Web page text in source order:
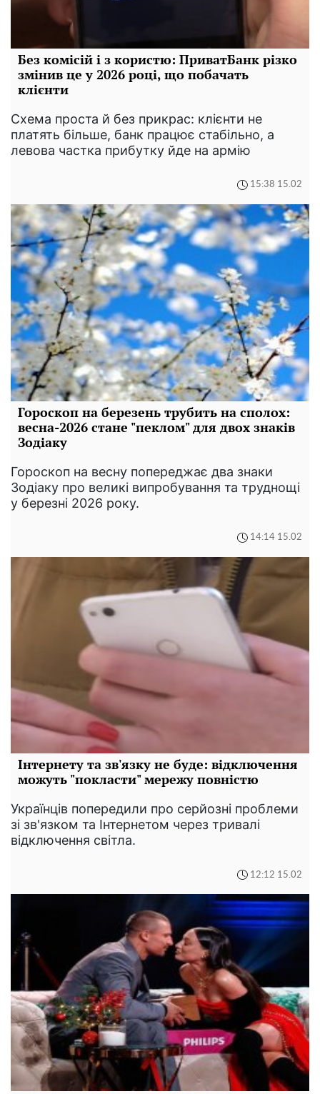
Без комісій і з користю: ПриватБанк різко
змінив це у 2026 році, що побачать
клієнти
Схема проста й без прикрас: клієнти не
платять більше, банк працює стабільно, а
левова частка прибутку йде на армію
15:38 15.02
Гороскоп на березень трубить на сполох:
весна-2026 стане "пеклом" для двох знаків
Зодіаку
Гороскоп на весну попереджає два знаки
Зодіаку про великі випробування та труднощі
у березні 2026 року.
14:14 15.02
Інтернету та зв'язку не буде: відключення
можуть "покласти" мережу повністю
Українців попередили про серйозні проблеми
зі зв'язком та Інтернетом через тривалі
відключення світла.
12:12 15.02